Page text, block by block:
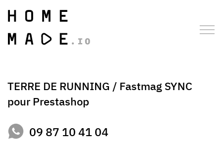
TERRE DE RUNNING / Fastmag SYNC
pour Prestashop
09 87 10 41 04